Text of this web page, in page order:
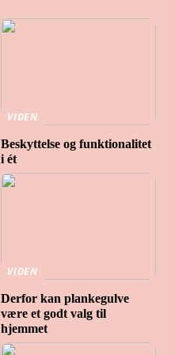
VIDEN
Beskyttelse og funktionalitet
i ét
VIDEN
Derfor kan plankegulve
være et godt valg til
hjemmet